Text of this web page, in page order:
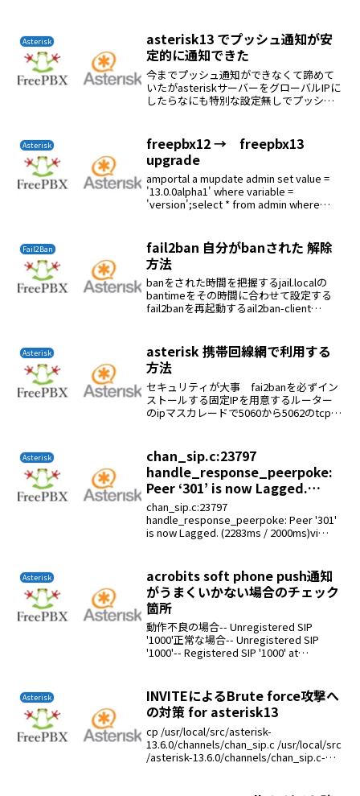
Asterisk
asterisk13 でプッシュ通知が安
定的に通知できた
今までプッシュ通知ができなくて諦めて
いたがasteriskサーバーをグローバルIPに
したらなにも特別な設定無しでプッシュ
Asterisk
freepbx12 → freepbx13
upgrade
amportal a mupdate admin set value =
'13.0.0alpha1' where variable =
'version';select * from admin where
Fail2Ban
fail2ban 自分がbanされた 解除
方法
banをされた時間を把握するjail.localの
bantimeをその時間に合わせて設定する
fail2banを再起動するail2ban-client
Asterisk
asterisk 携帯回線網で利用する
方法
セキュリティが大事 fai2banを必ずイン
ストールする固定IPを用意するルーター
のipマスカレードで5060から5062のtcpと
なのでソースルーティ...
Asterisk
chan_sip.c:23797
handle_response_peerpoke:
Peer ‘301’ is now Lagged.
(2283ms / 2000ms)
chan_sip.c:23797
handle_response_peerpoke: Peer '301'
is now Lagged. (2283ms / 2000ms)vi
Asterisk
acrobits soft phone push通知
がうまくいかない場合のチェック
箇所
動作不良の場合-- Unregistered SIP
'1000'正常な場合-- Unregistered SIP
'1000'-- Registered SIP '1000' at
Asterisk
INVITEによるBrute force攻撃へ
の対策 for asterisk13
cp /usr/local/src/asterisk-
13.6.0/channels/chan_sip.c /usr/local/src
/asterisk-13.6.0/channels/chan_sip.c-